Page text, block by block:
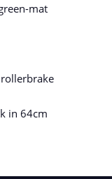
mat
in 64cm